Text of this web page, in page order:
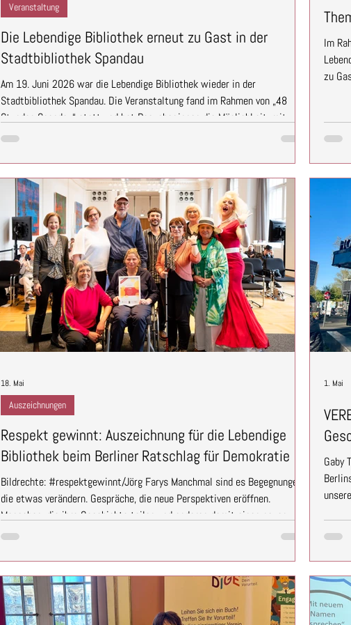
Die Lebendige Bibliothek erneut zu Gast in der
Stadtbibliothek Spandau
Am 19. Juni 2026 war die Lebendige Bibliothek wieder in der
Stadtbibliothek Spandau. Die Veranstaltung fand im Rahmen von „48
Stunden Spandau“ statt und bot Besucher:innen die Möglichkeit, mit
unseren Lebendigen Büchern ins Gespräch zu kommen, persönliche
sommerlicher Temperaturen und eines besonders heißen Tages in Berlin-
Spandau fanden Begegnungen und Gespräche statt. Unsere Lebendigen
Bücher nahmen sich
Veranstaltung
Im
zu
offen
Respekt gewinnt: Auszeichnung für die Lebendige
Bibliothek beim Berliner Ratschlag für Demokratie
Bildrechte: #respektgewinnt/Jörg Farys Manchmal sind es Begegnungen,
die etwas verändern. Gespräche, die neue Perspektiven eröffnen.
Menschen, die ihre Geschichte teilen und anderen damit einen neuen
Blick auf die Welt ermöglichen. Im Rahmen der Preisverleihung des
wurde die Lebendige Bibliothek von 70 Projekten mit dem 3. Platz
ausgezeichnet. Gemeinsam mit vielen engagierten Menschen durften wir
im Festsaal d
Auszeichnungen
18. Mai
Gaby
ode
1. Mai